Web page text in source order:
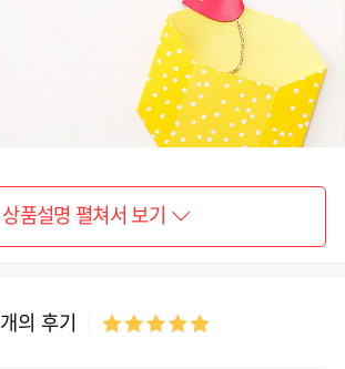
상품설명 펼쳐서 보기
개의 후기